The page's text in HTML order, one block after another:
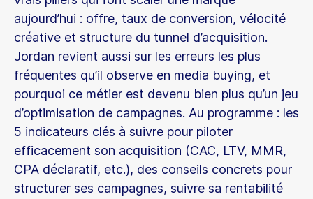
aujourd’hui : offre, taux de conversion, vélocité
créative et structure du tunnel d’acquisition.
Jordan revient aussi sur les erreurs les plus
fréquentes qu’il observe en media buying, et
pourquoi ce métier est devenu bien plus qu’un jeu
d’optimisation de campagnes. Au programme : les
5 indicateurs clés à suivre pour piloter
efficacement son acquisition (CAC, LTV, MMR,
CPA déclaratif, etc.), des conseils concrets pour
structurer ses campagnes, suivre sa rentabilité